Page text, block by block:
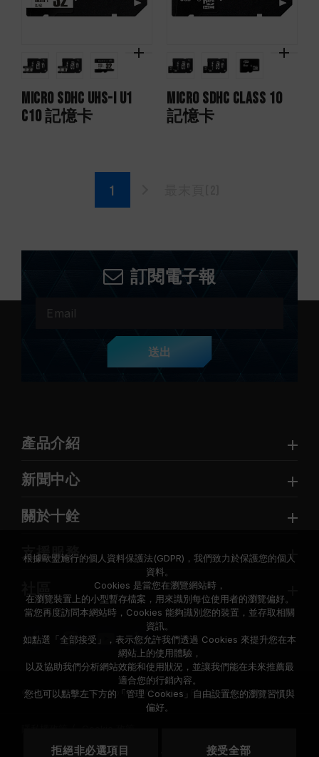
Micro SDHC UHS-I U1
C10 記憶卡
Micro SDHC CLASS 10
記憶卡
訂閱電子報
送出
產品介紹
新聞中心
關於十銓
支援服務
© 2026 Team Group Inc. All Rights Reserved.
根據歐盟施行的個人資料保護法(GDPR)，我們致力於保護您的個人
資料。
Cookies 是當您在瀏覽網站時，
在瀏覽裝置上的小型暫存檔案，用來識別每位使用者的瀏覽偏好。
當您再度訪問本網站時，Cookies 能夠識別您的裝置，並存取相關
資訊。
如點選「全部接受」，表示您允許我們透過 Cookies 來提升您在本
網站上的使用體驗，
以及協助我們分析網站效能和使用狀況，並讓我們能在未來推薦最
適合您的行銷內容。
您也可以點擊左下方的「管理 Cookies」自由設置您的瀏覽習慣與
偏好。
拒絕非必選項目 接受全部